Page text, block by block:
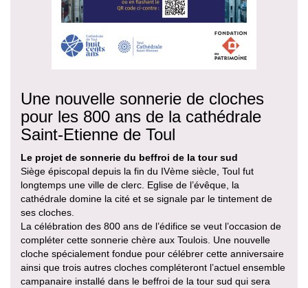
Une nouvelle sonnerie de cloches
pour les 800 ans de la cathédrale
Saint-Etienne de Toul
Le projet de sonnerie du beffroi de la tour sud
Siège épiscopal depuis la fin du IVème siècle, Toul fut
longtemps une ville de clerc. Eglise de l’évêque, la
cathédrale domine la cité et se signale par le tintement de
ses cloches.
La célébration des 800 ans de l’édifice se veut l’occasion de
compléter cette sonnerie chère aux Toulois. Une nouvelle
cloche spécialement fondue pour célébrer cette anniversaire
ainsi que trois autres cloches compléteront l’actuel ensemble
campanaire installé dans le beffroi de la tour sud qui sera